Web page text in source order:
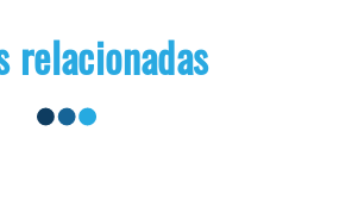
relacionadas